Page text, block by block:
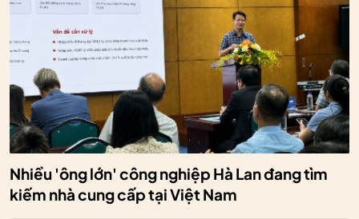
Nhiều 'ông lớn' công nghiệp Hà Lan đang tìm
kiếm nhà cung cấp tại Việt Nam